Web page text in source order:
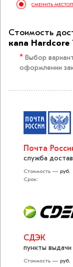
СМЕНИТЬ
Стоимость
капа Hardcore
* Выбор
оформлении
Почта
служба
Стоимость — руб.
Срок:
СДЭК
пункты выдачи
Стоимость — руб.